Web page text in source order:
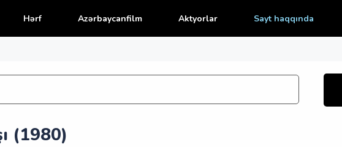
Hərf Azərbaycanfilm Aktyorlar Sayt haqqında
(1980)